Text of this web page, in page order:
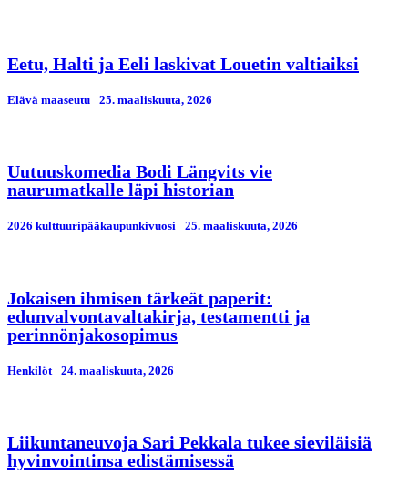
Eetu, Halti ja Eeli laskivat Louetin valtiaiksi
Elävä maaseutu 25. maaliskuuta, 2026
Uutuuskomedia Bodi Längvits vie
naurumatkalle läpi historian
2026 kulttuuripääkaupunkivuosi 25. maaliskuuta, 2026
Jokaisen ihmisen tärkeät paperit:
edunvalvontavaltakirja, testamentti ja
perinnönjakosopimus
Henkilöt 24. maaliskuuta, 2026
Liikuntaneuvoja Sari Pekkala tukee sieviläisiä
hyvinvointinsa edistämisessä